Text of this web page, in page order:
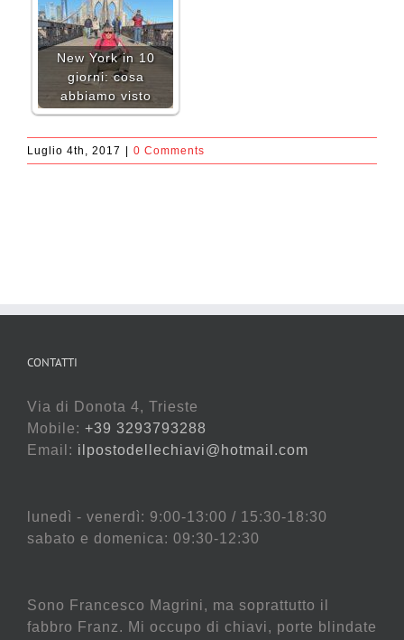
New York in 10
giorni: cosa
abbiamo visto
Luglio 4th, 2017 0 Comments
CONTATTI
Via di Donota 4, Trieste
Mobile: +39 3293793288
Email: ilpostodellechiavi@hotmail.com
lunedì - venerdì: 9:00-13:00 / 15:30-18:30
sabato e domenica: 09:30-12:30
Sono Francesco Magrini, ma soprattutto il
fabbro Franz. Mi occupo di chiavi, porte blindate